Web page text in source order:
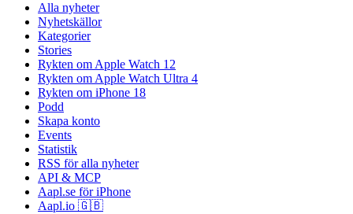
Alla nyheter
Nyhetskällor
Kategorier
Stories
Rykten om Apple Watch 12
Rykten om Apple Watch Ultra 4
Rykten om iPhone 18
Podd
Skapa konto
Events
Statistik
RSS för alla nyheter
API & MCP
Aapl.se för iPhone
Aapl.io 🇬🇧